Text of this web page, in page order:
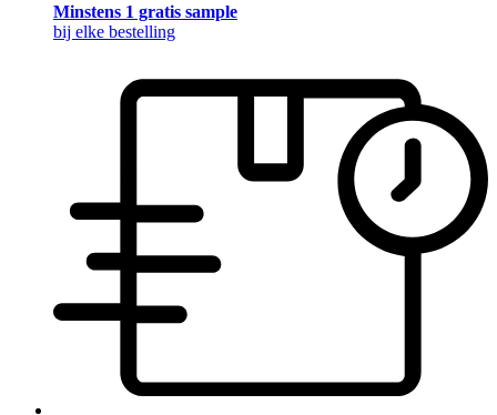
Minstens 1 gratis sample
bij elke bestelling